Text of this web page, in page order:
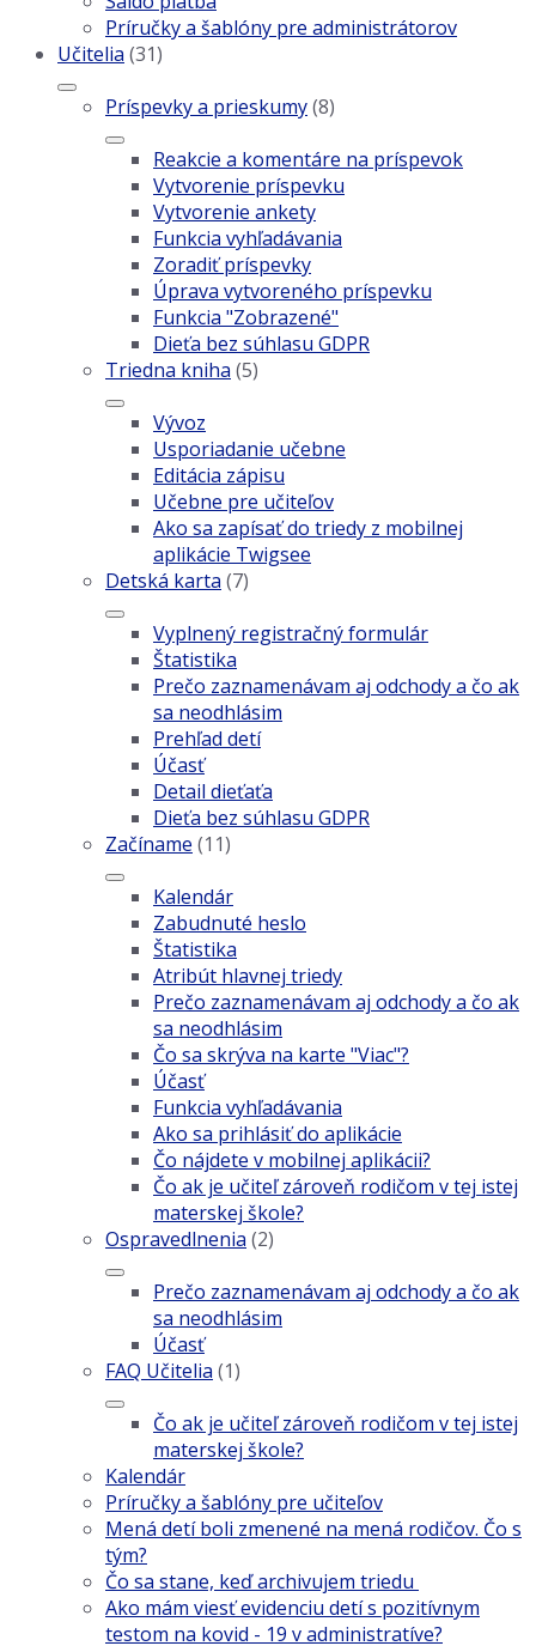
Príručky a šablóny pre administrátorov
Učitelia (31)
Príspevky a prieskumy(8)
Reakcie a komentáre na príspevok
Vytvorenie príspevku
Vytvorenie ankety
Funkcia vyhľadávania
Zoradiť príspevky
Úprava vytvoreného príspevku
Funkcia "Zobrazené"
Dieťa bez súhlasu GDPR
Triedna kniha (5)
Vývoz
Usporiadanie učebne
Editácia zápisu
Učebne pre učiteľov
Ako sa zapísať do triedy z mobilnej
aplikácie Twigsee
Detská karta (7)
Vyplnený registračný formulár
Štatistika
Prečo zaznamenávam aj odchody a čo ak
sa neodhlásim
Prehľad detí
Účasť
Detail dieťaťa
Dieťa bez súhlasu GDPR
Začíname (11)
Kalendár
Zabudnuté heslo
Štatistika
Atribút hlavnej triedy
Prečo zaznamenávam aj odchody a čo ak
sa neodhlásim
Čo sa skrýva na karte "Viac"?
Účasť
Funkcia vyhľadávania
Ako sa prihlásiť do aplikácie
Čo nájdete v mobilnej aplikácii?
Čo ak je učiteľ zároveň rodičom v tej istej
materskej škole?
Ospravedlnenia (2)
Prečo zaznamenávam aj odchody a čo ak
sa neodhlásim
Účasť
FAQ Učitelia (1)
Čo ak je učiteľ zároveň rodičom v tej istej
materskej škole?
Kalendár
Príručky a šablóny pre učiteľov
Mená detí boli zmenené na mená rodičov. Čo s
tým?
Čo sa stane, keď archivujem triedu
Ako mám viesť evidenciu detí s pozitívnym
testom na kovid - 19 v administratíve?